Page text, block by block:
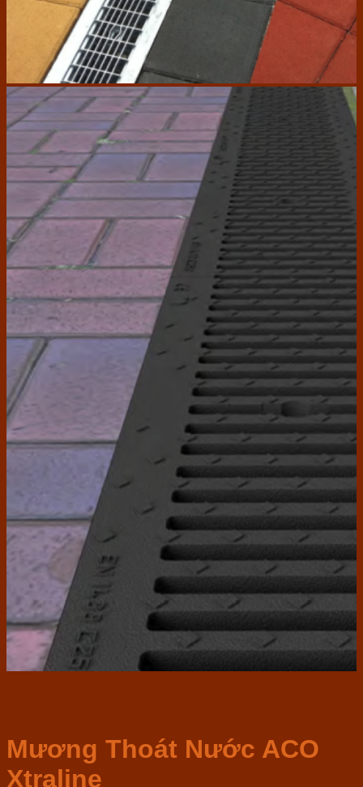
Mương Thoát Nước ACO
Xtraline